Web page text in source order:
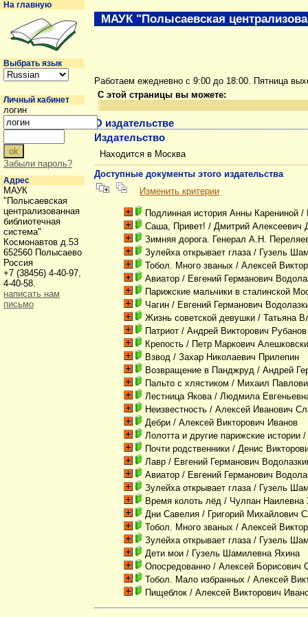
Работаем ежедневно с 9:00 до 18:00. Пятница
С этой страницы вы можете:
О издательстве
Издательство
Находится в Москва
Доступные документы этого издательства
Изменить критерии
Подлинная история Анны Карениной /
Саша, Привет! / Дмитрий Алексеевич
Зимняя дорога. Генерал А.Н.
Зулейха открывает глаза/ Гузель
Тобол. Много званых / Алексей
Авиатор / Евгений Германович
Парижские мальчики в сталинской
Чагин / Евгений Германович
Жизнь советской девушки / Татьяна
Патриот / Андрей Викторович Рубанов
Крепость / Петр Маркович
Взвод / Захар Николаевич Прилепин
Возвращение в Панджруд / Андрей
Пальто с хлястиком / Михаил
Лестница Якова/ Людмила
Неизвестность / Алексей Иванович
Дебри / Алексей Викторович Иванов
Лолотта и другие парижские истории /
Почти родственники / Денис
Лавр / Евгений Германович
Авиатор / Евгений Германович
Зулейха открывает глаза/ Гузель
Время колоть лёд / Чулпан Наилевна
Дни Савелия / Григорий Михайлович
Тобол. Много званых / Алексей
Зулейха открывает глаза/ Гузель
Дети мои / Гузель Шамилевна Яхина
Опосредованно / Алексей Борисович
Тобол. Мало избранных / Алексей
Пищеблок / Алексей Викторович
МАУК "Полысаевская
На главную
Выбрать язык
Личный кабинет
логин
Забыли пароль?
Адрес
МАУК
"Полысаевская
централизованная
библиотечная
система"
Космонавтов д.53
652560 Полысаево
Россия
+7 (38456) 4-40-97,
4-40-58.
написать нам
письмо